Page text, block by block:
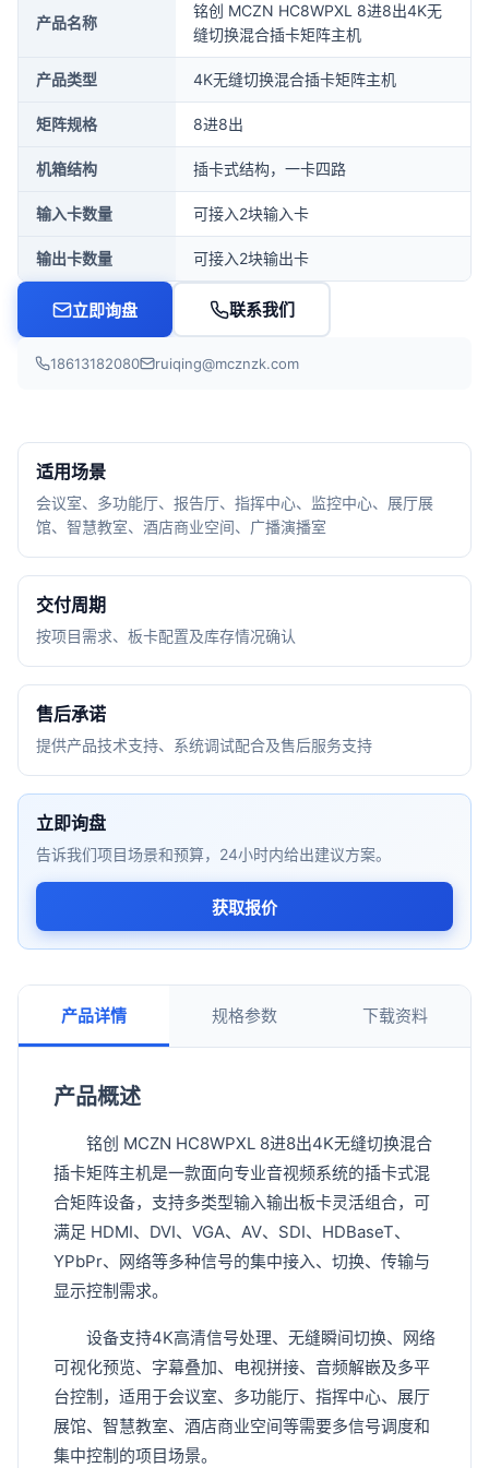
产品名称
铭创 MCZN HC8WPXL 8进8出4K无
缝切换混合插卡矩阵主机
产品类型 4K无缝切换混合插卡矩阵主机
矩阵规格 8进8出
机箱结构 插卡式结构，一卡四路
输入卡数量 可接入2块输入卡
输出卡数量 可接入2块输出卡
立即询盘 联系我们
18613182080 ruiqing@mcznzk.com
适用场景
会议室、多功能厅、报告厅、指挥中心、监控中心、展厅展
馆、智慧教室、酒店商业空间、广播演播室
交付周期
按项目需求、板卡配置及库存情况确认
售后承诺
提供产品技术支持、系统调试配合及售后服务支持
立即询盘
告诉我们项目场景和预算，24小时内给出建议方案。
获取报价
产品详情 规格参数 下载资料
产品概述
铭创 MCZN HC8WPXL 8进8出4K无缝切换混合
插卡矩阵主机是一款面向专业音视频系统的插卡式混
合矩阵设备，支持多类型输入输出板卡灵活组合，可
满足 HDMI、DVI、VGA、AV、SDI、HDBaseT、
YPbPr、网络等多种信号的集中接入、切换、传输与
显示控制需求。
设备支持4K高清信号处理、无缝瞬间切换、网络
可视化预览、字幕叠加、电视拼接、音频解嵌及多平
台控制，适用于会议室、多功能厅、指挥中心、展厅
展馆、智慧教室、酒店商业空间等需要多信号调度和
集中控制的项目场景。